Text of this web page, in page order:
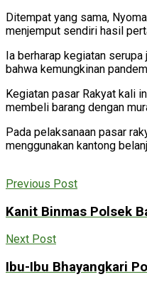
Ditempat yang sama,
menjemput sendiri hasil
Ia berharap kegiatan
bahwa kemungkinan
Kegiatan pasar Rakyat kali
membeli barang dengan
Pada pelaksanaan pasar
menggunakan kantong
Previous Post
Kanit Binmas Polsek
Next Post
Ibu-Ibu Bhayangkari